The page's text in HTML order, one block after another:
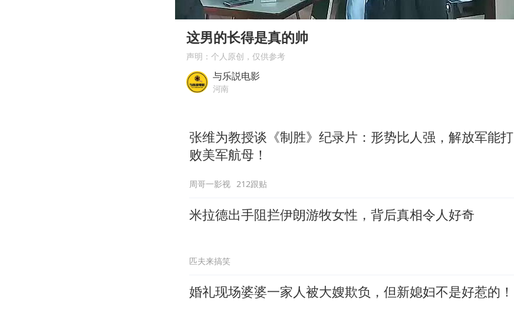
“不怕六爷挂得多 就怕六爷挂一颗”
几元成本的AI广告导致千万市值蒸发
Play
00:00
这男的长得是真的帅
声明：个人原创，仅供参考
与乐説电影
河南
张维为教授谈《制胜》纪录片：形势比人强，解放军能打
败美军航母！
周哥一影视 212跟贴
米拉德出手阻拦伊朗游牧女性，背后真相令人好奇
匹夫来搞笑
婚礼现场婆婆一家人被大嫂欺负，但新媳妇不是好惹的！